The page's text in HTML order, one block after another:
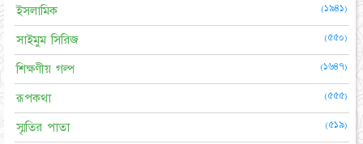
ইসলামিক (১৯৪১)
সাইমুম সিরিজ (৫৫০)
শিক্ষণীয় গল্প (১৬৪৭)
রূপকথা (৫৫৫)
স্মৃতির পাতা (৫১৯)